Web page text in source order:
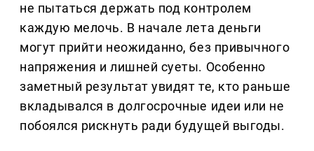
не пытаться держать под контролем
каждую мелочь. В начале лета деньги
могут прийти неожиданно, без привычного
напряжения и лишней суеты. Особенно
заметный результат увидят те, кто раньше
вкладывался в долгосрочные идеи или не
побоялся рискнуть ради будущей выгоды.